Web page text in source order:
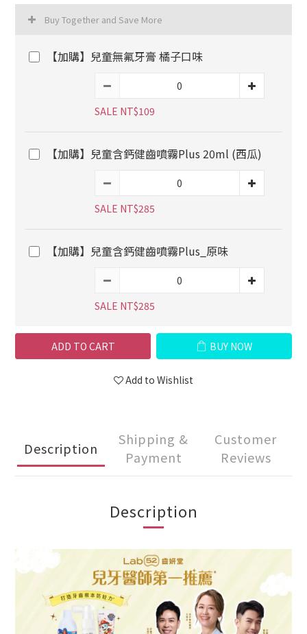
Buy Together and Save More
【加購】兒童無氟牙膏 橘子口味
SALE NT$109
【加購】兒童含鈣健齒噴霧Plus 20ml (西瓜)
SALE NT$285
【加購】兒童含鈣健齒噴霧Plus_原味
SALE NT$285
ADD TO CART BUY NOW
Add to Wishlist
Description
Shipping &
Payment
Customer
Reviews
Description